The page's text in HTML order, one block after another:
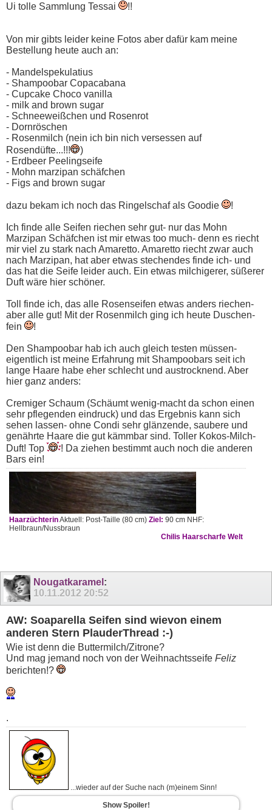
Ui tolle Sammlung Tessai !!
Von mir gibts leider keine Fotos aber dafür kam meine
Bestellung heute auch an:
- Mandelspekulatius
- Shampoobar Copacabana
- Cupcake Choco vanilla
- milk and brown sugar
- Schneeweißchen und Rosenrot
- Dornröschen
- Rosenmilch (nein ich bin nich versessen auf
Rosendüfte...!!!
)
- Erdbeer Peelingseife
- Mohn marzipan schäfchen
- Figs and brown sugar
dazu bekam ich noch das Ringelschaf als Goodie !
Ich finde alle Seifen riechen sehr gut- nur das Mohn
Marzipan Schäfchen ist mir etwas too much- denn es riecht
mir viel zu stark nach Amaretto. Amaretto riecht zwar auch
nach Marzipan, hat aber etwas stechendes finde ich- und
das hat die Seife leider auch. Ein etwas milchigerer, süßerer
Duft wäre hier schöner.
Toll finde ich, das alle Rosenseifen etwas anders riechen-
aber alle gut! Mit der Rosenmilch ging ich heute Duschen-
fein
!
Den Shampoobar hab ich auch gleich testen müssen-
eigentlich ist meine Erfahrung mit Shampoobars seit ich
lange Haare habe eher schlecht und austrocknend. Aber
hier ganz anders:
Cremiger Schaum (Schäumt wenig-macht da schon einen
sehr pflegenden eindruck) und das Ergebnis kann sich
sehen lassen- ohne Condi sehr glänzende, saubere und
genährte Haare die gut kämmbar sind. Toller Kokos-Milch-
Duft! Top
! Da ziehen bestimmt auch noch die anderen
Bars ein!
HaarzüchterinAktuell: Post-Taille (80 cm) Ziel: 90 cm NHF:
Hellbraun/Nussbraun
Chilis Haarscharfe Welt
Nougatkaramel :
10.11.2012 20:52
AW: Soaparella Seifen sind wievon einem
anderen Stern PlauderThread :-)
Wie ist denn die Buttermilch/Zitrone?
Und mag jemand noch von der Weihnachtsseife Feliz
berichten!?
.
...wieder auf der Suche nach (m)einem Sinn!
Show Spoiler!